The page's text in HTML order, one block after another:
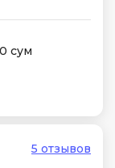
сум
5 отзывов